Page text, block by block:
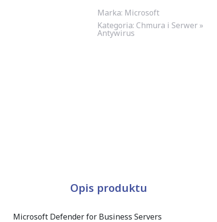
Marka: Microsoft
Kategoria: Chmura i Serwer »
Antywirus
Opis produktu
Microsoft Defender for Business Servers